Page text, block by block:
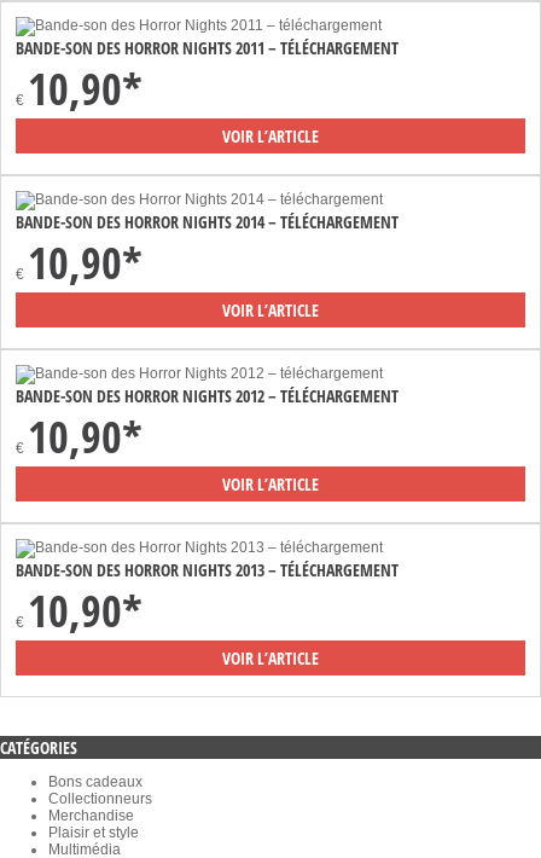
BANDE-SON DES HORROR NIGHTS 2011 – TÉLÉCHARGEMENT
€ 10,90*
VOIR L’ARTICLE
BANDE-SON DES HORROR NIGHTS 2014 – TÉLÉCHARGEMENT
€ 10,90*
VOIR L’ARTICLE
BANDE-SON DES HORROR NIGHTS 2012 – TÉLÉCHARGEMENT
€ 10,90*
VOIR L’ARTICLE
BANDE-SON DES HORROR NIGHTS 2013 – TÉLÉCHARGEMENT
€ 10,90*
VOIR L’ARTICLE
CATÉGORIES
Bons cadeaux
Collectionneurs
Merchandise
Plaisir et style
Multimédia